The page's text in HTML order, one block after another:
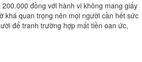
đồng với hành vi không mang giấy
khá quan trọng nên mọi người cần hết sức
để tranh trường hợp mất tiền oan ức,